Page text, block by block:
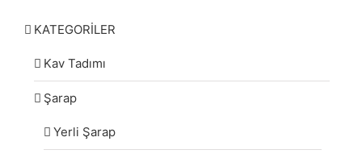
KATEGORİLER
Kav Tadımı
Şarap
Yerli Şarap